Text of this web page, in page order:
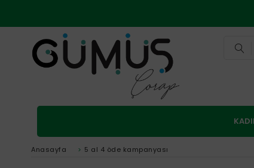
Anasayfa > 5 al 4 öde kampanyası